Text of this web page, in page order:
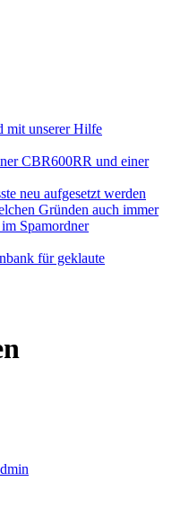
mit unserer Hilfe
CBR600RR und einer
neu aufgesetzt werden
Gründen auch immer
Spamordner
für geklaute